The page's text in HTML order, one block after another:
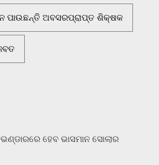
ପାଉଛନ୍ତି ଅବସରପ୍ରାପ୍ତ ଶିକ୍ଷକ
ହେବ ଭାସମାନ ସୋଲାର